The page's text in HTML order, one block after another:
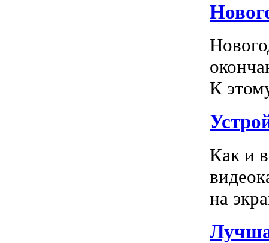
К
Как и
на